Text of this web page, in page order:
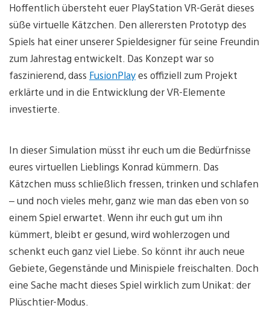
Hoffentlich übersteht euer PlayStation VR-Gerät dieses
süße virtuelle Kätzchen. Den allerersten Prototyp des
Spiels hat einer unserer Spieldesigner für seine Freundin
zum Jahrestag entwickelt. Das Konzept war so
faszinierend, dass FusionPlayes offiziell zum Projekt
erklärte und in die Entwicklung der VR-Elemente
investierte.
In dieser Simulation müsst ihr euch um die Bedürfnisse
eures virtuellen Lieblings Konrad kümmern. Das
Kätzchen muss schließlich fressen, trinken und schlafen
– und noch vieles mehr, ganz wie man das eben von so
einem Spiel erwartet. Wenn ihr euch gut um ihn
kümmert, bleibt er gesund, wird wohlerzogen und
schenkt euch ganz viel Liebe. So könnt ihr auch neue
Gebiete, Gegenstände und Minispiele freischalten. Doch
eine Sache macht dieses Spiel wirklich zum Unikat: der
Plüschtier-Modus.